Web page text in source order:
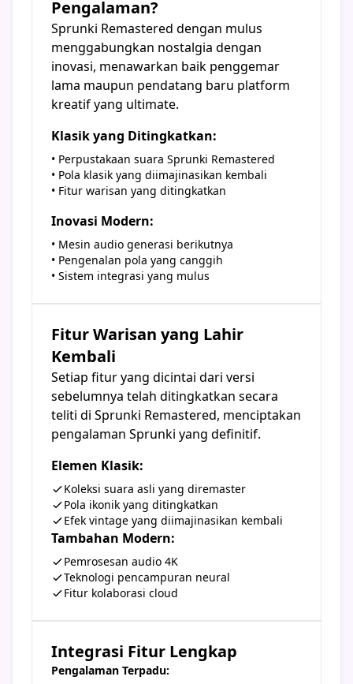
Pengalaman?
Sprunki Remastered dengan mulus
menggabungkan nostalgia dengan
inovasi, menawarkan baik penggemar
lama maupun pendatang baru platform
kreatif yang ultimate.
Klasik yang Ditingkatkan:
• Perpustakaan suara Sprunki Remastered
• Pola klasik yang diimajinasikan kembali
• Fitur warisan yang ditingkatkan
Inovasi Modern:
• Mesin audio generasi berikutnya
• Pengenalan pola yang canggih
• Sistem integrasi yang mulus
Fitur Warisan yang Lahir
Kembali
Setiap fitur yang dicintai dari versi
sebelumnya telah ditingkatkan secara
teliti di Sprunki Remastered, menciptakan
pengalaman Sprunki yang definitif.
Elemen Klasik:
Koleksi suara asli yang diremaster
Pola ikonik yang ditingkatkan
Efek vintage yang diimajinasikan kembali
Tambahan Modern:
Pemrosesan audio 4K
Teknologi pencampuran neural
Fitur kolaborasi cloud
Integrasi Fitur Lengkap
Pengalaman Terpadu: